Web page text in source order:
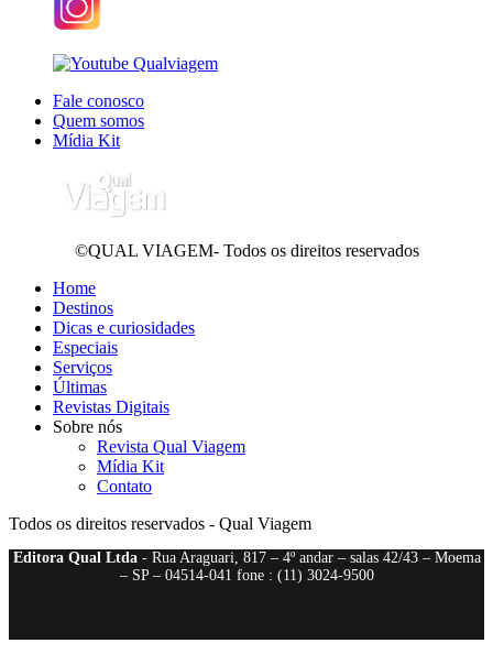
Fale conosco
Quem somos
Mídia Kit
©QUAL VIAGEM- Todos os direitos reservados
Home
Destinos
Dicas e curiosidades
Especiais
Serviços
Últimas
Revistas Digitais
Sobre nós
Revista Qual Viagem
Mídia Kit
Contato
Todos os direitos reservados - Qual Viagem
Editora Qual Ltda- Rua Araguari, 817 – 4º andar – salas 42/43 – Moema
– SP – 04514-041 fone : (11) 3024-9500